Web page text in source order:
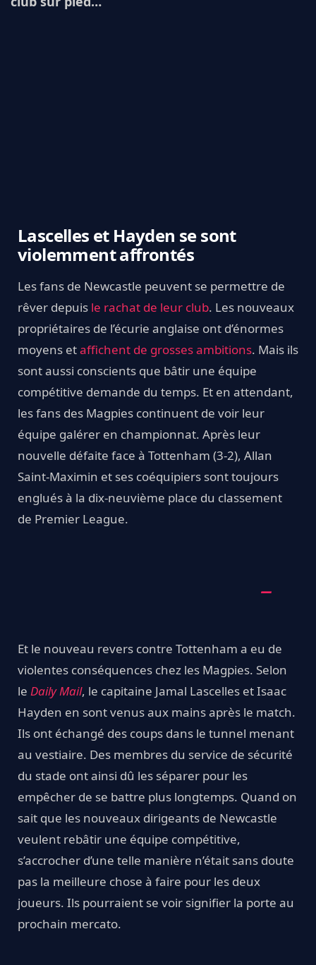
Lascelles et Hayden se sont
violemment affrontés
Les fans de Newcastle peuvent se permettre de
rêver depuis le rachat de leur club. Les nouveaux
propriétaires de l’écurie anglaise ont d’énormes
moyens etaffichent de grosses ambitions. Mais ils
sont aussi conscients que bâtir une équipe
compétitive demande du temps. Et en attendant,
les fans des Magpies continuent de voir leur
équipe galérer en championnat. Après leur
nouvelle défaite face à Tottenham (3-2), Allan
Saint-Maximin et ses coéquipiers sont toujours
englués à la dix-neuvième place du classement
de Premier League.
Et le nouveau revers contre Tottenham a eu de
violentes conséquences chez les Magpies. Selon
le Daily Mail, le capitaine Jamal Lascelles et Isaac
Hayden en sont venus aux mains après le match.
Ils ont échangé des coups dans le tunnel menant
au vestiaire. Des membres du service de sécurité
du stade ont ainsi dû les séparer pour les
empêcher de se battre plus longtemps. Quand on
sait que les nouveaux dirigeants de Newcastle
veulent rebâtir une équipe compétitive,
s’accrocher d’une telle manière n’était sans doute
pas la meilleure chose à faire pour les deux
joueurs. Ils pourraient se voir signifier la porte au
prochain mercato.